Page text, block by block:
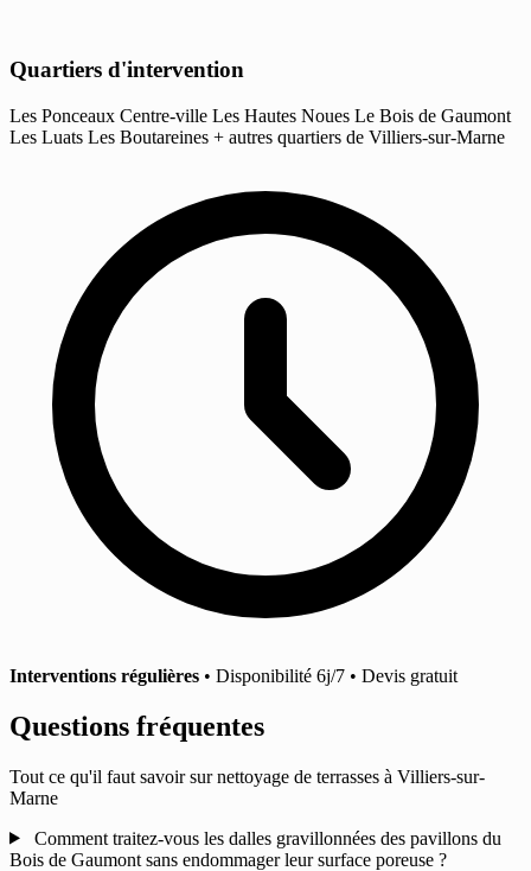
Quartiers d'intervention
Les Ponceaux Centre-ville Les Hautes Noues Le Bois de Gaumont
Les Luats Les Boutareines + autres quartiers de Villiers-sur-Marne
Interventions régulières • Disponibilité 6j/7 • Devis gratuit
Questions fréquentes
Tout ce qu'il faut savoir sur nettoyage de terrasses à Villiers-sur-
Marne
Comment traitez-vous les dalles gravillonnées des pavillons du
Bois de Gaumont sans endommager leur surface poreuse ?